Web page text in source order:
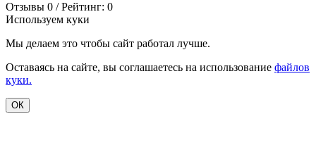
Отзывы 0 / Рейтинг: 0
Используем куки
Мы делаем это чтобы сайт работал лучше.
Оставаясь на сайте, вы соглашаетесь на использование файлов
куки.
ОК